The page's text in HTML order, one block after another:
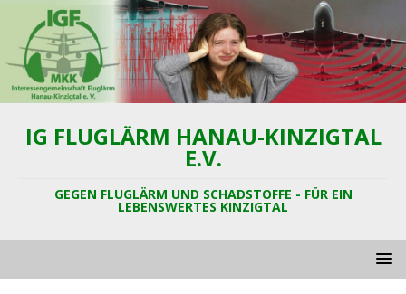
IG FLUGLÄRM HANAU-KINZIGTAL
E.V.
GEGEN FLUGLÄRM UND SCHADSTOFFE - FÜR EIN
LEBENSWERTES KINZIGTAL